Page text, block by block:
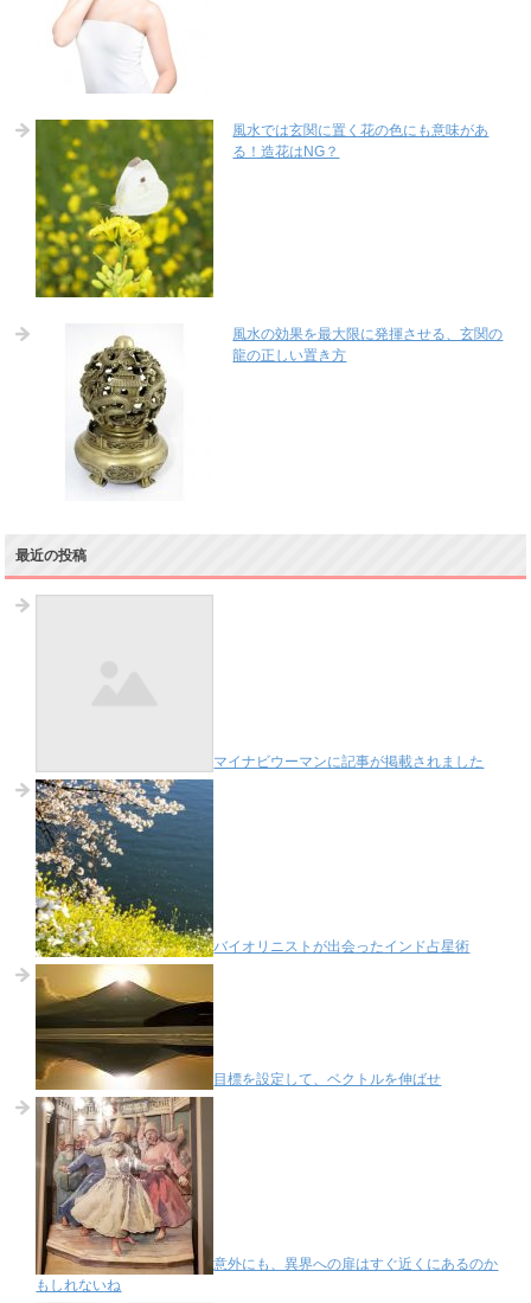
風水では玄関に置く花の色にも意味があ
る！造花はNG？
風水の効果を最大限に発揮させる、玄関の
龍の正しい置き方
最近の投稿
マイナビウーマンに記事が掲載されました
バイオリニストが出会ったインド占星術
目標を設定して、ベクトルを伸ばせ
意外にも、異界への扉はすぐ近くにあるのか
もしれないね